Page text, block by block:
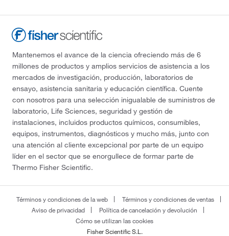
Mantenemos el avance de la ciencia ofreciendo más de 6
millones de productos y amplios servicios de asistencia a los
mercados de investigación, producción, laboratorios de
ensayo, asistencia sanitaria y educación científica. Cuente
con nosotros para una selección inigualable de suministros de
laboratorio, Life Sciences, seguridad y gestión de
instalaciones, incluidos productos químicos, consumibles,
equipos, instrumentos, diagnósticos y mucho más, junto con
una atención al cliente excepcional por parte de un equipo
líder en el sector que se enorgullece de formar parte de
Thermo Fisher Scientific.
Términos y condiciones de la web
Términos y condiciones de ventas
Aviso de privacidad
Política de cancelación y devolución
Cómo se utilizan las cookies
Fisher Scientific S.L.